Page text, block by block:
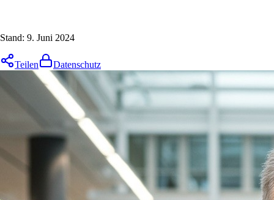
Stand: 9. Juni 2024
Teilen Datenschutz